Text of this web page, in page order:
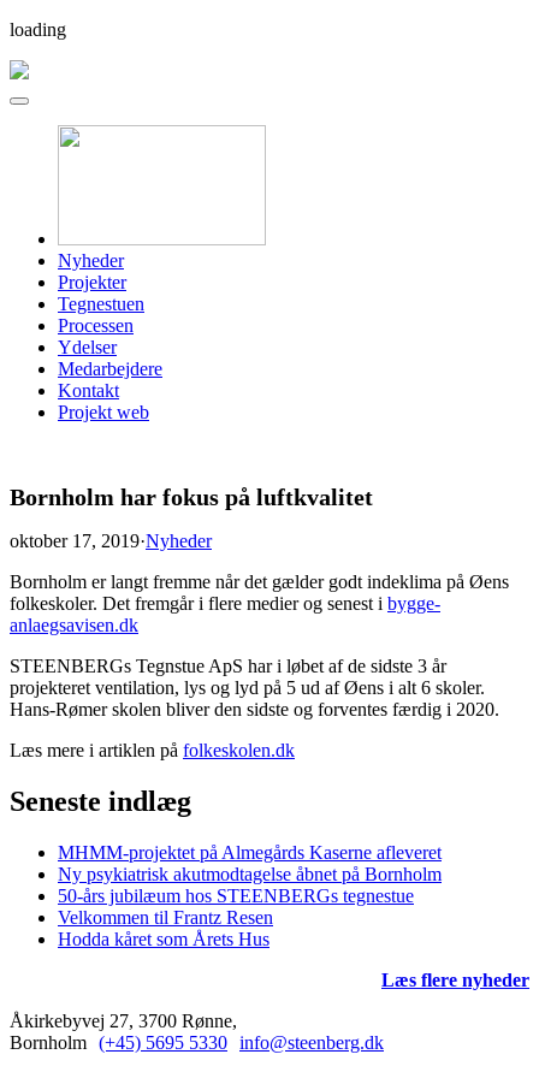
loading
Nyheder
Projekter
Tegnestuen
Processen
Ydelser
Medarbejdere
Kontakt
Projekt web
Bornholm har fokus på luftkvalitet
oktober 17, 2019·Nyheder
Bornholm er langt fremme når det gælder godt indeklima på Øens
folkeskoler. Det fremgår i flere medier og senest i bygge-
anlaegsavisen.dk
STEENBERGs Tegnstue ApS har i løbet af de sidste 3 år
projekteret ventilation, lys og lyd på 5 ud af Øens i alt 6 skoler.
Hans-Rømer skolen bliver den sidste og forventes færdig i 2020.
Læs mere i artiklen på folkeskolen.dk
Seneste indlæg
MHMM-projektet på Almegårds Kaserne afleveret
Ny psykiatrisk akutmodtagelse åbnet på Bornholm
50-års jubilæum hos STEENBERGs tegnestue
Velkommen til Frantz Resen
Hodda kåret som Årets Hus
Læs flere nyheder
Åkirkebyvej 27, 3700 Rønne,
Bornholm (+45) 5695 5330 info@steenberg.dk